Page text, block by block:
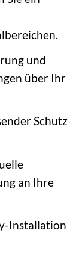
und
über Ihr
Schutz
an Ihre
Installation